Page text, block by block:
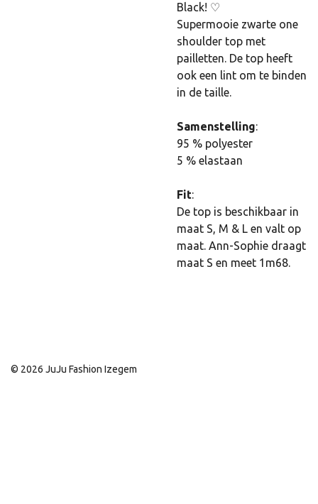
Black! ♡
Supermooie zwarte one
shoulder top met
pailletten. De top heeft
ook een lint om te binden
in de taille.
Samenstelling:
95 % polyester
5 % elastaan
Fit:
De top is beschikbaar in
maat S, M & L en valt op
maat. Ann-Sophie draagt
maat S en meet 1m68.
© 2026 JuJu Fashion Izegem